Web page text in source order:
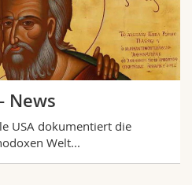
News
USA dokumentiert die
Welt...